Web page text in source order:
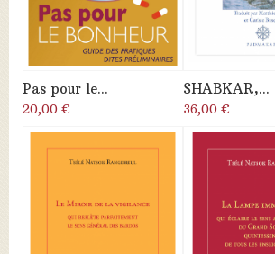
Pas pour le...
20,00 €
SHABKAR,...
36,00 €